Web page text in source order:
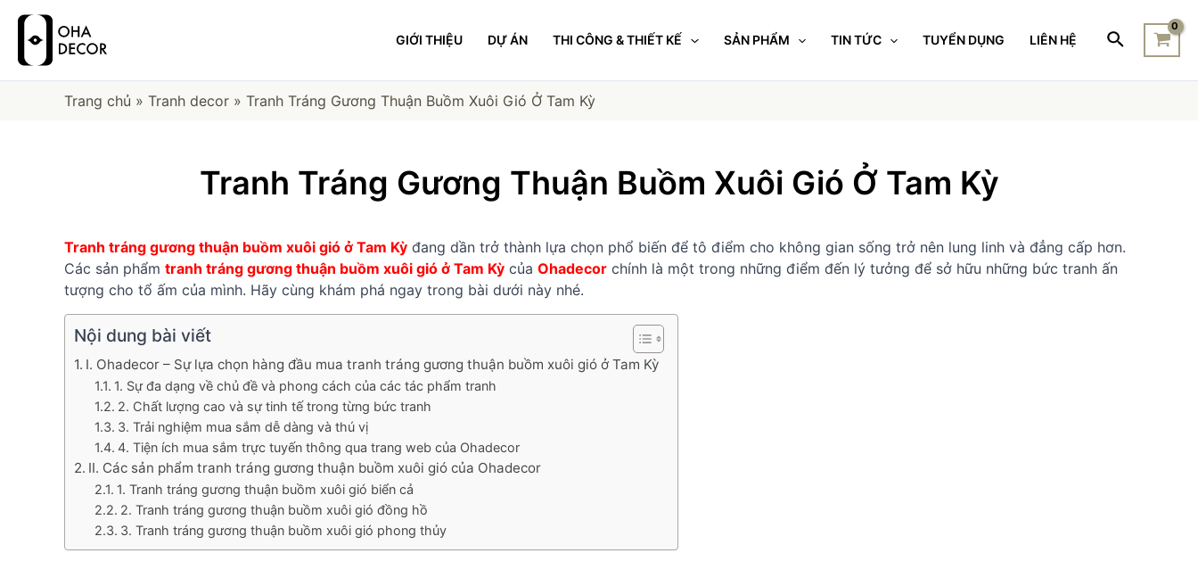
GIỚI THIỆU DỰ ÁN THI CÔNG & THIẾT KẾ SẢN PHẨM TIN TỨC TUYỂN DỤNG LIÊN HỆ
Trang chủ » Tranh decor » Tranh Tráng Gương Thuận Buồm Xuôi Gió Ở Tam Kỳ
Tranh Tráng Gương Thuận Buồm Xuôi Gió Ở Tam Kỳ
Tranh tráng gương thuận buồm xuôi gió ở Tam Kỳ đang dần trở thành lựa chọn phổ biến để tô điểm cho không gian sống trở nên lung linh và đẳng cấp hơn.
Các sản phẩm tranh tráng gương thuận buồm xuôi gió ở Tam Kỳ của Ohadecor chính là một trong những điểm đến lý tưởng để sở hữu những bức tranh ấn
tượng cho tổ ấm của mình. Hãy cùng khám phá ngay trong bài dưới này nhé.
Nội dung bài viết
I. Ohadecor – Sự lựa chọn hàng đầu mua tranh tráng gương thuận buồm xuôi gió ở Tam Kỳ
1. Sự đa dạng về chủ đề và phong cách của các tác phẩm tranh
2. Chất lượng cao và sự tinh tế trong từng bức tranh
3. Trải nghiệm mua sắm dễ dàng và thú vị
4. Tiện ích mua sắm trực tuyến thông qua trang web của Ohadecor
II. Các sản phẩm tranh tráng gương thuận buồm xuôi gió của Ohadecor
1. Tranh tráng gương thuận buồm xuôi gió biển cả
2. Tranh tráng gương thuận buồm xuôi gió đồng hồ
3. Tranh tráng gương thuận buồm xuôi gió phong thủy